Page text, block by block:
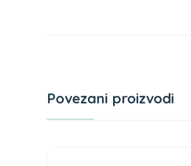
Povezani proizvodi